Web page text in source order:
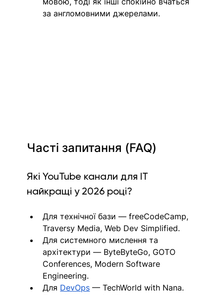
за англомовними джерелами.
Часті запитання (FAQ)
Які YouTube канали для IT
найкращі у 2026 році?
Для технічної бази — freeCodeCamp,
Traversy Media, Web Dev Simplified.
Для системного мислення та
архітектури — ByteByteGo, GOTO
Conferences, Modern Software
Engineering.
Для DevOps — TechWorld with Nana.